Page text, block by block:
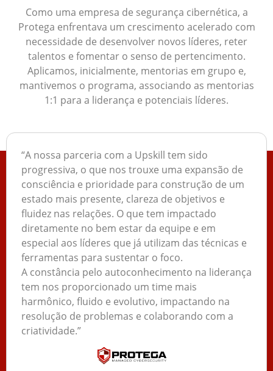
Como uma empresa de segurança cibernética, a
Protega enfrentava um crescimento acelerado com
necessidade de desenvolver novos líderes, reter
talentos e fomentar o senso de pertencimento.
Aplicamos, inicialmente, mentorias em grupo e,
mantivemos o programa, associando as mentorias
1:1 para a liderança e potenciais líderes.
“A nossa parceria com a Upskill tem sido
progressiva, o que nos trouxe uma expansão de
consciência e prioridade para construção de um
estado mais presente, clareza de objetivos e
fluidez nas relações. O que tem impactado
diretamente no bem estar da equipe e em
especial aos líderes que já utilizam das técnicas e
ferramentas para sustentar o foco.
A constância pelo autoconhecimento na liderança
tem nos proporcionado um time mais
harmônico, fluido e evolutivo, impactando na
resolução de problemas e colaborando com a
criatividade.”